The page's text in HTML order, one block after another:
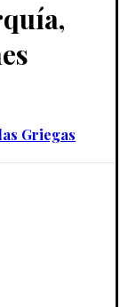
Griegas